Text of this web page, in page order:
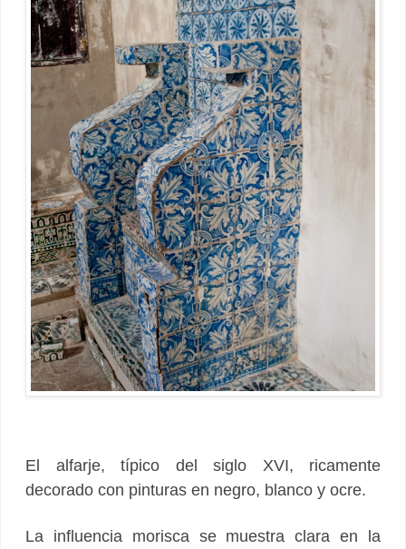
El alfarje, típico del siglo XVI, ricamente
decorado con pinturas en negro, blanco y ocre.
La influencia morisca se muestra clara en la